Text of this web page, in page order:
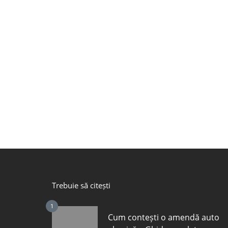
Trebuie să citești
1
Cum contești o amendă auto